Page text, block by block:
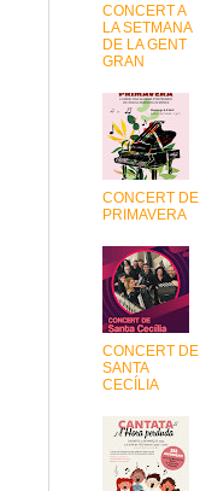
CONCERT A
LA SETMANA
DE LA GENT
GRAN
CONCERT DE
PRIMAVERA
CONCERT DE
SANTA
CECÍLIA